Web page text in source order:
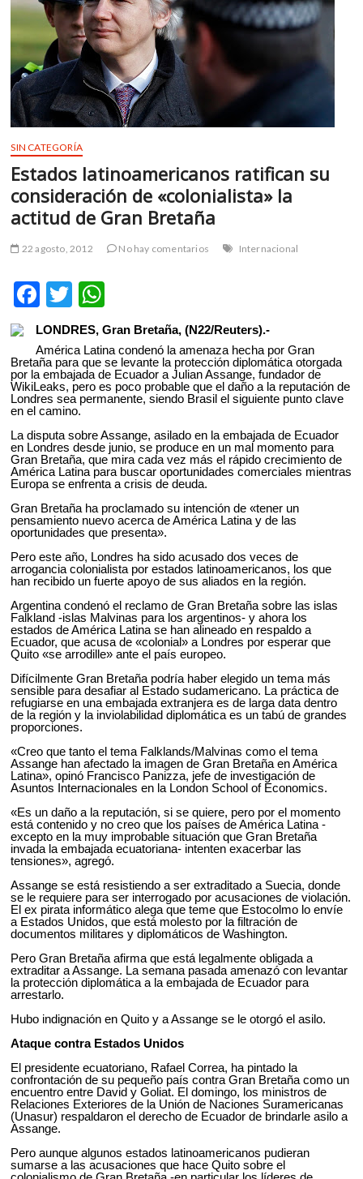
SIN CATEGORÍA
Estados latinoamericanos ratifican su
consideración de «colonialista» la
actitud de Gran Bretaña
22 agosto, 2012 No hay comentarios Internacional
F
ac
e
b
o
o
k
T
w
itt
er
h
at
s
A
p
p
LONDRES, Gran Bretaña, (N22/Reuters).-
América Latina condenó la amenaza hecha por Gran
Bretaña para que se levante la protección diplomática otorgada
por la embajada de Ecuador a Julian Assange, fundador de
WikiLeaks, pero es poco probable que el daño a la reputación de
Londres sea permanente, siendo Brasil el siguiente punto clave
en el camino.
La disputa sobre Assange, asilado en la embajada de Ecuador
en Londres desde junio, se produce en un mal momento para
Gran Bretaña, que mira cada vez más el rápido crecimiento de
América Latina para buscar oportunidades comerciales mientras
Europa se enfrenta a crisis de deuda.
Gran Bretaña ha proclamado su intención de «tener un
pensamiento nuevo acerca de América Latina y de las
oportunidades que presenta».
Pero este año, Londres ha sido acusado dos veces de
arrogancia colonialista por estados latinoamericanos, los que
han recibido un fuerte apoyo de sus aliados en la región.
Argentina condenó el reclamo de Gran Bretaña sobre las islas
Falkland -islas Malvinas para los argentinos- y ahora los
estados de América Latina se han alineado en respaldo a
Ecuador, que acusa de «colonial» a Londres por esperar que
Quito «se arrodille» ante el país europeo.
Difícilmente Gran Bretaña podría haber elegido un tema más
sensible para desafiar al Estado sudamericano. La práctica de
refugiarse en una embajada extranjera es de larga data dentro
de la región y la inviolabilidad diplomática es un tabú de grandes
proporciones.
«Creo que tanto el tema Falklands/Malvinas como el tema
Assange han afectado la imagen de Gran Bretaña en América
Latina», opinó Francisco Panizza, jefe de investigación de
Asuntos Internacionales en la London School of Economics.
«Es un daño a la reputación, si se quiere, pero por el momento
está contenido y no creo que los países de América Latina -
excepto en la muy improbable situación que Gran Bretaña
invada la embajada ecuatoriana- intenten exacerbar las
tensiones», agregó.
Assange se está resistiendo a ser extraditado a Suecia, donde
se le requiere para ser interrogado por acusaciones de violación.
El ex pirata informático alega que teme que Estocolmo lo envíe
a Estados Unidos, que está molesto por la filtración de
documentos militares y diplomáticos de Washington.
Pero Gran Bretaña afirma que está legalmente obligada a
extraditar a Assange. La semana pasada amenazó con levantar
la protección diplomática a la embajada de Ecuador para
arrestarlo.
Hubo indignación en Quito y a Assange se le otorgó el asilo.
Ataque contra Estados Unidos
El presidente ecuatoriano, Rafael Correa, ha pintado la
confrontación de su pequeño país contra Gran Bretaña como un
encuentro entre David y Goliat. El domingo, los ministros de
Relaciones Exteriores de la Unión de Naciones Suramericanas
(Unasur) respaldaron el derecho de Ecuador de brindarle asilo a
Assange.
Pero aunque algunos estados latinoamericanos pudieran
sumarse a las acusaciones que hace Quito sobre el